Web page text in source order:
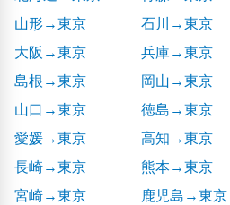
山形→東京
石川→東京
大阪→東京
兵庫→東京
島根→東京
岡山→東京
山口→東京
徳島→東京
愛媛→東京
高知→東京
長崎→東京
熊本→東京
宮崎→東京
鹿児島→東京